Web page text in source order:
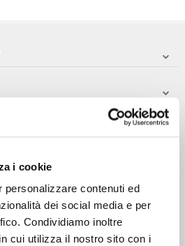
i cookie
personalizzare contenuti ed
dei social media e per
Condividiamo inoltre
cui utilizza il nostro sito con i